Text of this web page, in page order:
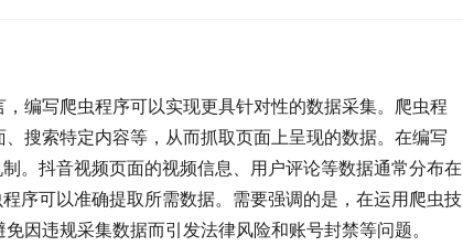
编写爬虫程序可以实现更具针对性的数据采集。爬虫程
搜索特定内容等，从而抓取页面上呈现的数据。在编写
。抖音视频页面的视频信息、用户评论等数据通常分布在
序可以准确提取所需数据。需要强调的是，在运用爬虫技
因违规采集数据而引发法律风险和账号封禁等问题。